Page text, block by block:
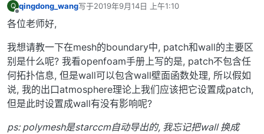
Q
离线
qingdong_wang写于2019年9月14日 上午1:10
最后由 编辑
各位老师好,
我想请教一下在mesh的boundary中, patch和wall的主要区
别是什么呢? 我看openfoam手册上写的是, patch不包含任
何拓扑信息, 但是wall可以包含wall壁面函数处理, 所以假如
说, 我的出口atmosphere理论上我们应该把它设置成patch,
但是此时设置成wall有没有影响呢?
ps: polymesh是starccm自动导出的, 我忘记把wall 换成